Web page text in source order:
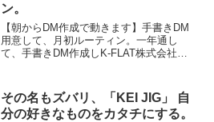
ン。
【朝からDM作成で動きます】手書きDM
用意して、月初ルーティン。一年通し
て、手書きDM作成しK-FLAT株式会社の
売店様へ営業が行けなくなったから。私
が生活している地域...
その名もズバリ、「KEI JIG」 自
分の好きなものをカタチにする。